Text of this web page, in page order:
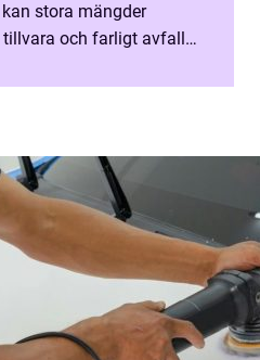
stora mängder
tillvara och farligt avfall